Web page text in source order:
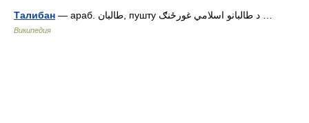
Талибан
Википедия